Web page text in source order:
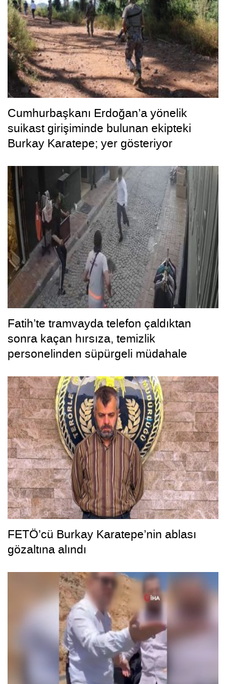
Cumhurbaşkanı Erdoğan’a yönelik
suikast girişiminde bulunan ekipteki
Burkay Karatepe; yer gösteriyor
Fatih’te tramvayda telefon çaldıktan
sonra kaçan hırsıza, temizlik
personelinden süpürgeli müdahale
FETÖ’cü Burkay Karatepe’nin ablası
gözaltına alındı